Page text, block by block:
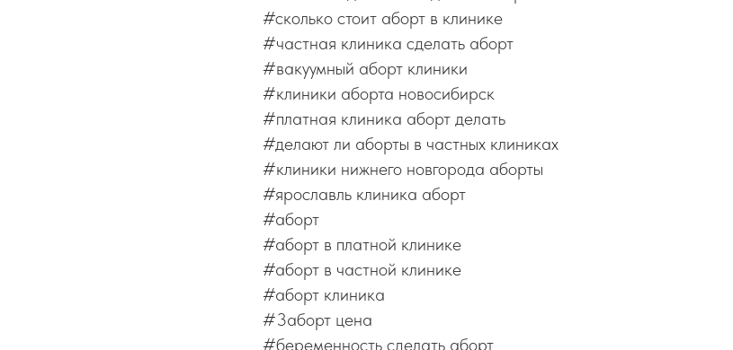
#сколько стоит аборт в клинике
#частная клиника сделать аборт
#вакуумный аборт клиники
#клиники аборта новосибирск
#платная клиника аборт делать
#делают ли аборты в частных клиниках
#клиники нижнего новгорода аборты
#ярославль клиника аборт
#аборт
#аборт в платной клинике
#аборт в частной клинике
#аборт клиника
#3аборт цена
#беременность сделать аборт